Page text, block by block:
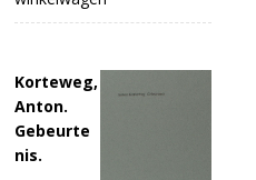
Korteweg,
Anton.
Gebeurte
nis.